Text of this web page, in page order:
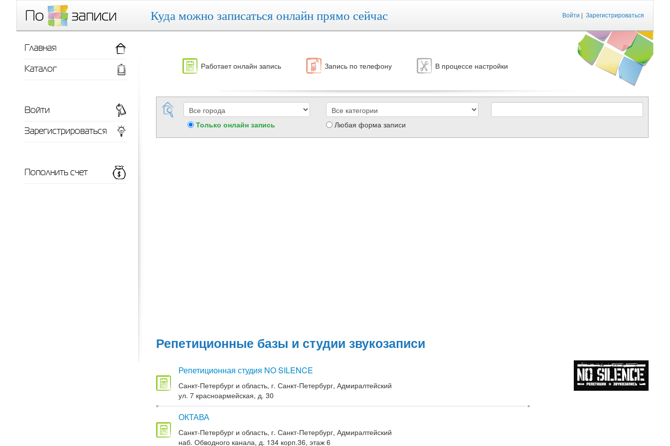
Войти | Зарегистрироваться
Куда можно записаться онлайн прямо сейчас
Работает онлайн запись Запись по телефону В процессе настройки
Только онлайн запись Любая форма записи
Репетиционные базы и студии звукозаписи
Репетиционная студия NO SILENCE
Санкт-Петербург и область, г. Санкт-Петербург, Адмиралтейский
ул. 7 красноармейская, д. 30
ОКТАВА
Санкт-Петербург и область, г. Санкт-Петербург, Адмиралтейский
наб. Обводного канала, д. 134 корп.36, этаж 6
Главная
Каталог
Войти
Зарегистрироваться
Пополнить счет